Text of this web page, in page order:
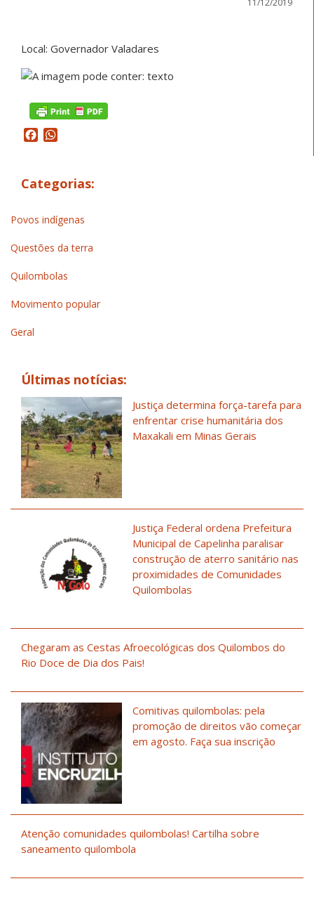
Local: Governador Valadares
Facebook
Categorias:
Povos indígenas
Questões da terra
Quilombolas
Movimento popular
Geral
Últimas notícias:
Justiça determina força-tarefa para
enfrentar crise humanitária dos
Maxakali em Minas Gerais
Justiça Federal ordena Prefeitura
Municipal de Capelinha paralisar
construção de aterro sanitário nas
proximidades de Comunidades
Quilombolas
Chegaram as Cestas Afroecológicas dos Quilombos do
Rio Doce de Dia dos Pais!
Comitivas quilombolas: pela
promoção de direitos vão começar
em agosto. Faça sua inscrição
Atenção comunidades quilombolas! Cartilha sobre
saneamento quilombola